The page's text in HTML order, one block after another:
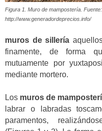
Figura 1. Muro de mampostería. Fuente:
http://www.generadordeprecios.info/
muros de sillería
finamente, de forma
mutuamente por
mediante mortero.
Los muros de
labrar o labradas
paramentos,